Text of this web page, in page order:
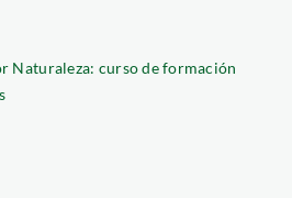
Naturaleza: curso de formación